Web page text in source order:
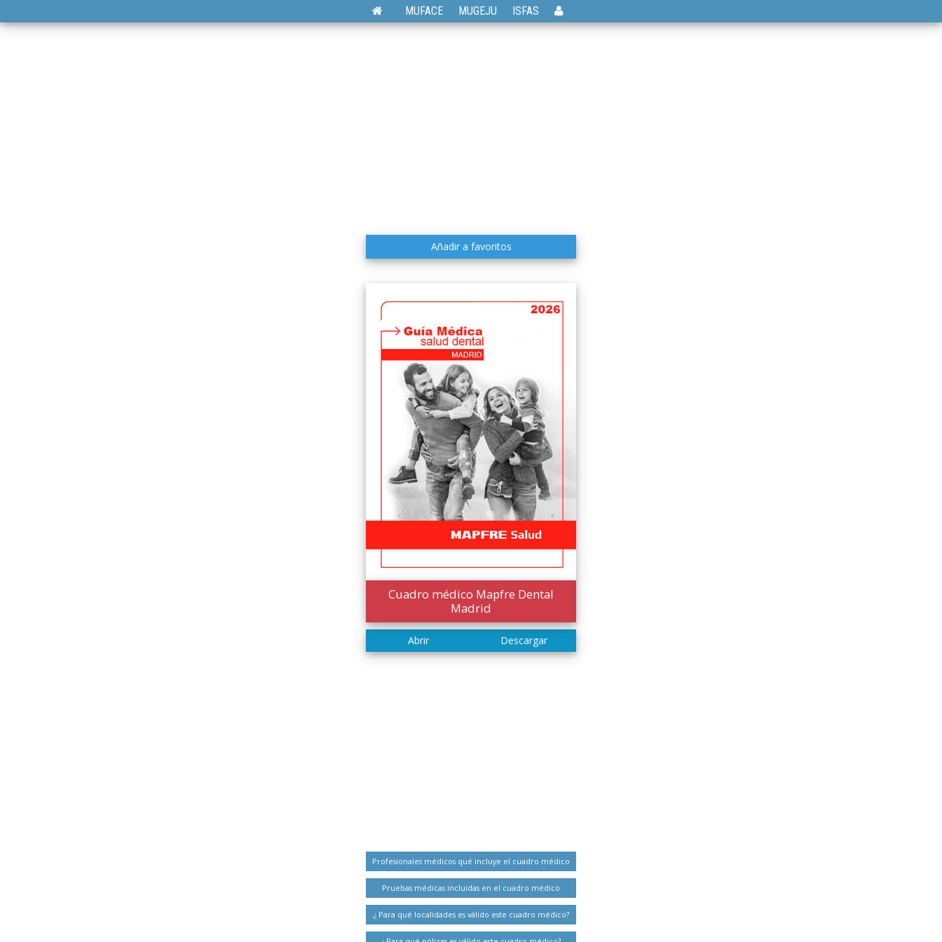
MUFACE MUGEJU ISFAS
Cuadro médico Mapfre Dental
Madrid
Profesionales médicos qué incluye el cuadro médico
Pruebas médicas incluidas en el cuadro médico
¿ Para qué localidades es válido este cuadro médico?